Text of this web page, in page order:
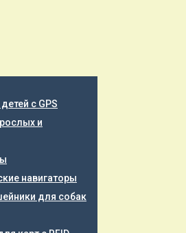
с GPS
и
навигаторы
для собак